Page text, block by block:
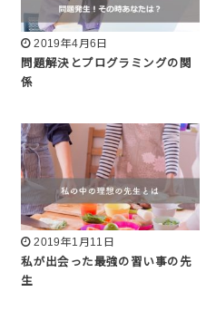
2019年4月6日
問題解決とプログラミングの関
係
2019年1月11日
私が出会った最強の習い事の先
生